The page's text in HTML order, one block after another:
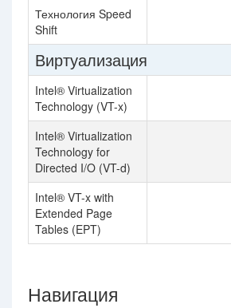
Технология Speed
Shift
Виртуализация
Intel® Virtualization
Technology (VT-x)
Intel® Virtualization
Technology for
Directed I/O (VT-d)
Intel® VT-x with
Extended Page
Tables (EPT)
Навигация